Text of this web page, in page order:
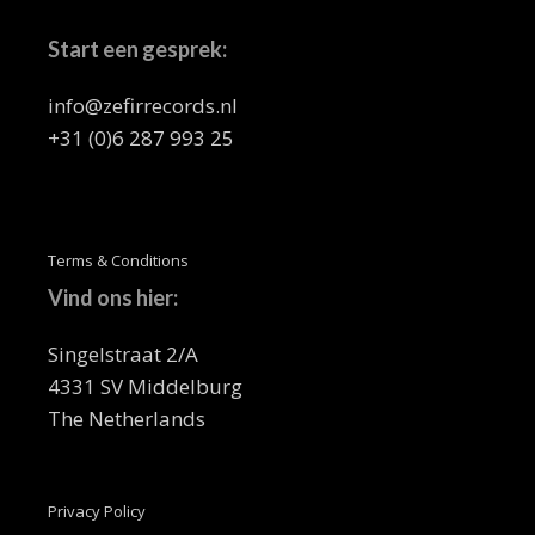
Start een gesprek:
info@zefirrecords.nl
+31 (0)6 287 993 25
Terms & Conditions
Vind ons hier:
Singelstraat 2/A
4331 SV Middelburg
The Netherlands
Privacy Policy